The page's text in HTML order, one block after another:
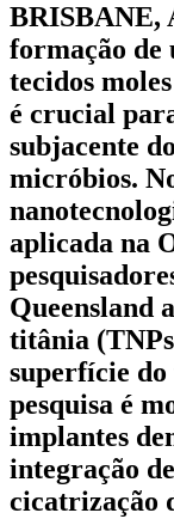
BRISBANE,
formação de
tecidos
é crucial
subjacente
micróbios.
aplicada na
Queensland
titânia
superfície
pesquisa é
implantes
integração
cicatrização